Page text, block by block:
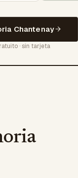
Chantenay
· sin tarjeta